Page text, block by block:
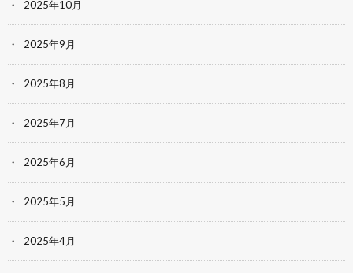
2025年10月
2025年9月
2025年8月
2025年7月
2025年6月
2025年5月
2025年4月